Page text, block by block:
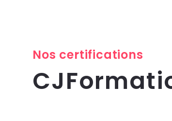
Nos certifications